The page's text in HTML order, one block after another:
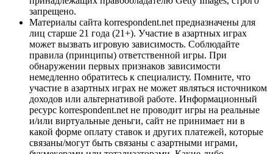
запрещено.
Материалы сайта korrespondent.net предназначены для
лиц старше 21 года (21+). Участие в азартных играх
может вызвать игровую зависимость. Соблюдайте
правила (принципы) ответственной игры. При
обнаружении первых признаков зависимости
немедленно обратитесь к специалисту. Помните, что
участие в азартных играх не может являться источником
доходов или альтернативой работе. Информационный
ресурс korrespondent.net не проводит игры на реальные
и/или виртуальные деньги, сайт не принимает ни в
какой форме оплату ставок и других платежей, которые
связаны/могут быть связаны с азартными играми,